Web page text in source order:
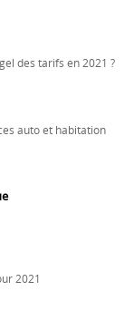
des tarifs en 2021 ?
auto et habitation
2021